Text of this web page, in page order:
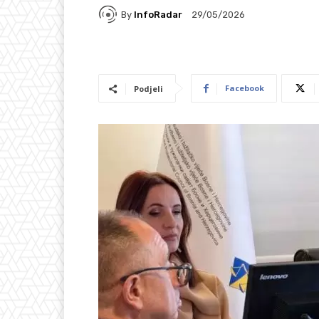
By InfoRadar 29/05/2026
Podjeli Facebook